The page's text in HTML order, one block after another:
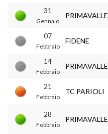
31
Gennaio
PRIMAVALLE
07
Febbraio
FIDENE
14
Febbraio
PRIMAVALLE
21
Febbraio
TC PARIOLI
28
Febbraio
PRIMAVALLE